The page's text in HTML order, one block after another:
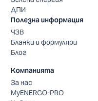
ДПИ
Полезна информация
ЧЗВ
Бланки и формуляри
Блог
Компанията
За нас
MyENERGO-PRO